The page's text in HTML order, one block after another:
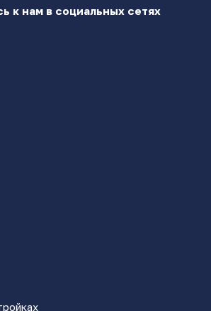
к нам в социальных сетях